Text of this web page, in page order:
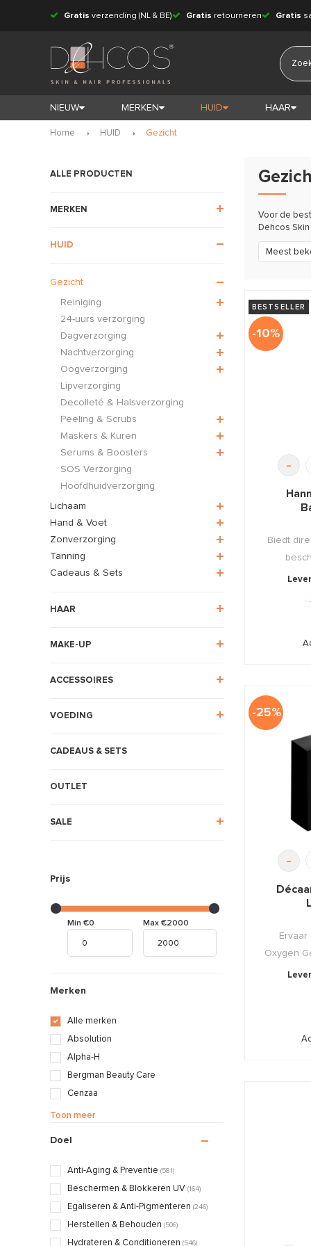
Gratis verzending (NL & BE) Gratis retourneren Gratis
NIEUW MERKEN HUID HAAR
Home HUID Gezicht
ALLE PRODUCTEN
MERKEN
HUID
Gezicht
Reiniging
24-uurs verzorging
Dagverzorging
Nachtverzorging
Oogverzorging
Lipverzorging
Decolleté & Halsverzorging
Peeling & Scrubs
Maskers & Kuren
Serums & Boosters
SOS Verzorging
Hoofdhuidverzorging
Lichaam
Hand & Voet
Zonverzorging
Tanning
Cadeaus & Sets
HAAR
MAKE-UP
ACCESSOIRES
VOEDING
CADEAUS & SETS
OUTLET
SALE
Prijs
Min €0 Max €2000
Merken
Alle merken
Absolution
Alpha-H
Bergman Beauty Care
Cenzaa
Decléor
hannah
HydroPeptide
Juliette Armand
La Colline
Maria Galland
Toon meer
Doel
Anti-Aging & Preventie (581)
Beschermen & Blokkeren UV (164)
Egaliseren & Anti-Pigmenteren (246)
Herstellen & Behouden (506)
Hydrateren & Conditioneren (546)
Voor de
Dehcos
Meest
BESTSELLER
-10%
-
Biedt
-25%
-
Oxygen